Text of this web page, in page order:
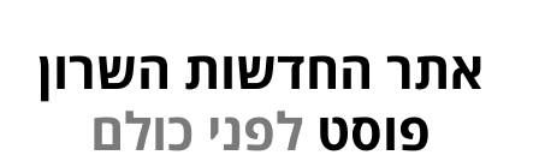
אתר החדשות השרון
פוסט
ל ם